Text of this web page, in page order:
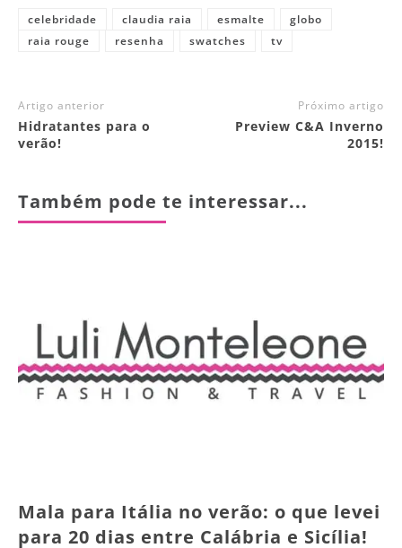
celebridade claudia raia esmalte
globo
raia rouge
resenha swatches tv
Artigo anterior
Hidratantes para o
verão!
Próximo artigo
Preview C&A Inverno
2015!
Também pode te interessar...
Mala para Itália no verão: o que levei
para 20 dias entre Calábria e Sicília!